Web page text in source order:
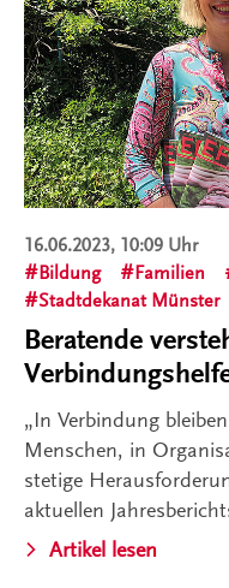
16.06.2023, 10:09 Uhr
Bildung
Familien
Stadtdekanat Münster
Beratende
„In Verbindung
Menschen, in
stetige
aktuellen
Artikel lesen